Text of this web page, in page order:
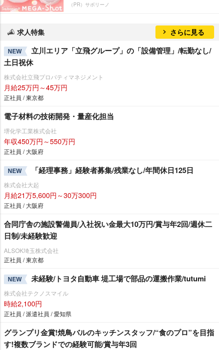
（PR）サボリーノ
求人特集 さらに見る
NEW
立川エリア「立飛グループ」の「設備管理」/転勤なし/
土日祝休
株式会社立飛プロパティマネジメント
月給25万円～45万円
正社員 / 東京都
電子材料の技術開発・量産化担当
堺化学工業株式会社
年収450万円～550万円
正社員 / 大阪府
NEW 「経理事務」経験者募集/残業なし/年間休日125日
株式会社大起
月給21万5,600円～30万300円
正社員 / 大阪府
合同庁舎の施設警備員/入社祝い金最大10万円/賞与年2回/週休二
日制/未経験歓迎
ALSOK埼玉株式会社
正社員 / 東京都
NEW 未経験/トヨタ自動車 堤工場で部品の運搬作業/tutumi
株式会社テクノスマイル
時給2,100円
正社員 / 派遣社員 / 愛知県
グランプリ金賞!焼鳥バルのキッチンスタッフ/“食のプロ”を目指
す!複数ブランドでの経験可能/賞与年3回